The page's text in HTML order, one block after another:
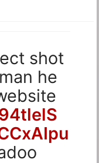
shot
he